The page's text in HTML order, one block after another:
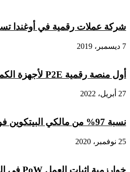
شركة عملات رقمية في أوغندا
7 ديسمبر، 2019
أول منصة رقمية P2E لأجهزة الكمبيوتر وأجهزة الألعاب
27 أبريل، 2022
نسبة 97% من مالكي البيتكوين فوق مستوى الربح
25 نوفمبر، 2020
خوارزمية إثبات العمل PoW في العملات الرقمية